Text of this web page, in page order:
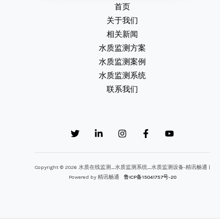
首页
关于我们
相关新闻
水质监测方案
水质监测案例
水质监测系统
联系我们
Copyright © 2026 水质在线监测_水质监测系统_水质监测设备-精讯畅通 |
Powered by 精讯畅通 鲁ICP备15041757号-20